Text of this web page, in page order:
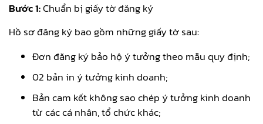
Bước 1:Chuẩn bị giấy tờ đăng ký
Hồ sơ đăng ký bao gồm những giấy tờ sau:
Đơn đăng ký bảo hộ ý tưởng theo mẫu quy định;
02 bản in ý tưởng kinh doanh;
Bản cam kết không sao chép ý tưởng kinh doanh
từ các cá nhân, tổ chức khác;